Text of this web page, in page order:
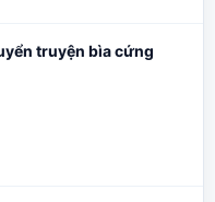
truyện bìa cứng